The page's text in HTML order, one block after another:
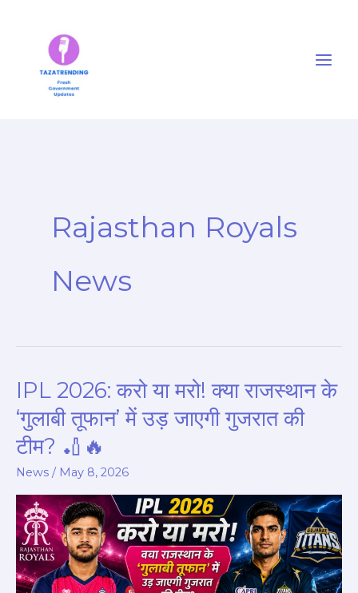
Rajasthan Royals
News
IPL 2026: करो या मरो! क्या राजस्थान के
‘गुलाबी तूफान’ में उड़ जाएगी गुजरात की
टीम? 🏏🔥
News / May 8, 2026
IPL
2026:
करो
या
मरो!
क्या
राजस्थान
के
‘गुलाबी
तूफान’